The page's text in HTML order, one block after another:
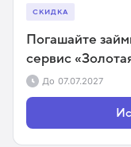
СКИДКА
Погашайте
сервис
До 07.07.2027